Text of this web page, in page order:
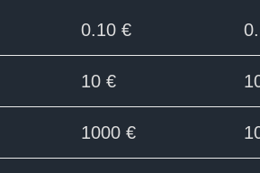
0.10 €
10 €
1000 €